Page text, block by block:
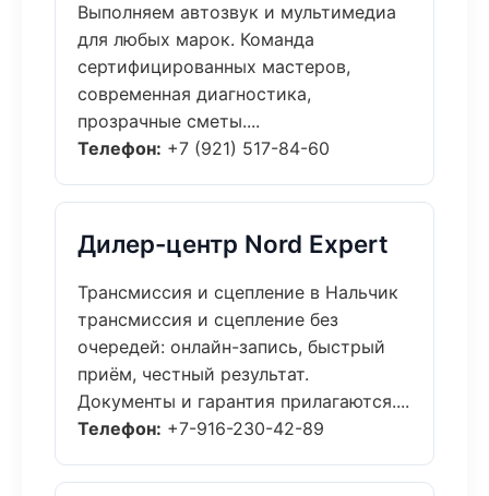
Выполняем автозвук и мультимедиа
для любых марок. Команда
сертифицированных мастеров,
современная диагностика,
прозрачные сметы....
Телефон: +7 (921) 517-84-60
Дилер-центр Nord Expert
Трансмиссия и сцепление в Нальчик
трансмиссия и сцепление без
очередей: онлайн-запись, быстрый
приём, честный результат.
Документы и гарантия прилагаются....
Телефон: +7-916-230-42-89